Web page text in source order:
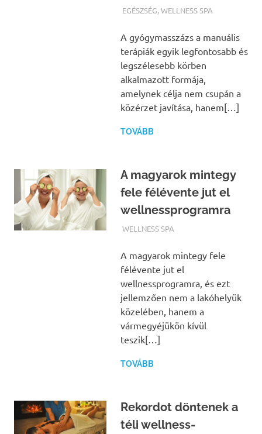
TERMALFURDOK.COM
EGÉSZSÉG,WELLNESS SPA
A gyógymasszázs a manuális
terápiák egyik legfontosabb és
legszélesebb körben
alkalmazott formája,
amelynek célja nem csupán a
közérzet javítása, hanem[…]
TOVÁBB
A magyarok mintegy
fele félévente jut el
wellnessprogramra
TERMALFURDOK.COM
WELLNESS SPA
A magyarok mintegy fele
félévente jut el
wellnessprogramra, és ezt
jellemzően nem a lakóhelyük
közelében, hanem a
vármegyéjükön kívül
teszik[…]
TOVÁBB
Rekordot döntenek a
téli wellness-